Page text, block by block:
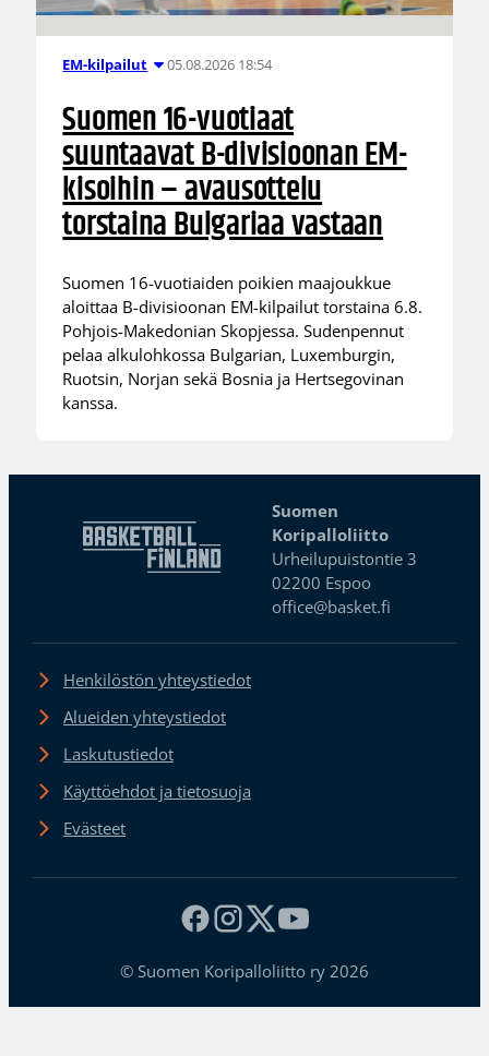
EM-kilpailut 05.08.2026 18:54
Suomen 16-vuotiaat
suuntaavat B-divisioonan EM-
kisoihin – avausottelu
torstaina Bulgariaa vastaan
Suomen 16-vuotiaiden poikien maajoukkue
aloittaa B-divisioonan EM-kilpailut torstaina 6.8.
Pohjois-Makedonian Skopjessa. Sudenpennut
pelaa alkulohkossa Bulgarian, Luxemburgin,
Ruotsin, Norjan sekä Bosnia ja Hertsegovinan
kanssa.
Suomen
Koripalloliitto
Urheilupuistontie 3
02200 Espoo
office@basket.fi
Henkilöstön yhteystiedot
Alueiden yhteystiedot
Laskutustiedot
Käyttöehdot ja tietosuoja
Evästeet
© Suomen Koripalloliitto ry 2026